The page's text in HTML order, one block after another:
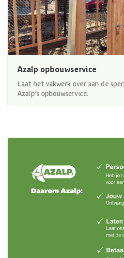
Azalp opbouwservice
Laat het vakwerk over aan de
Azalp’s opbouwservice.